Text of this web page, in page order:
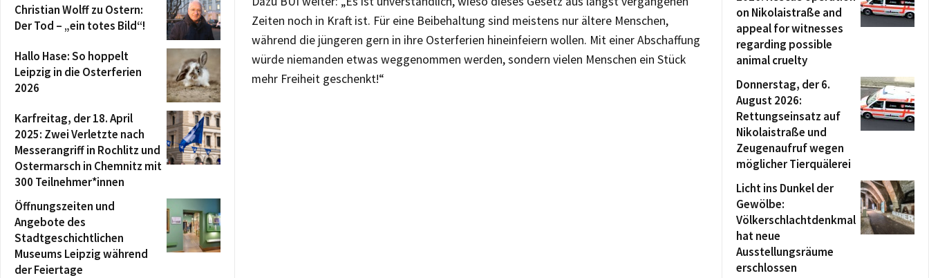
Zeiten noch in Kraft ist. Für eine Beibehaltung sind meistens nur ältere Menschen,
während die jüngeren gern in ihre Osterferien hineinfeiern wollen. Mit einer Abschaffung
würde niemanden etwas weggenommen werden, sondern vielen Menschen ein Stück
mehr Freiheit geschenkt!“
Christian Wolff zu Ostern:
Der Tod – „ein totes Bild“!
Hallo Hase: So hoppelt
Leipzig in die Osterferien
2026
Karfreitag, der 18. April
2025: Zwei Verletzte nach
Messerangriff in Rochlitz und
Ostermarsch in Chemnitz mit
300 Teilnehmer*innen
Öffnungszeiten und
Angebote des
Stadtgeschichtlichen
Museums Leipzig während
der Feiertage
on Nikolaistraße and
appeal for witnesses
regarding possible
animal cruelty
Donnerstag, der 6.
August 2026:
Rettungseinsatz auf
Nikolaistraße und
Zeugenaufruf wegen
möglicher Tierquälerei
Licht ins Dunkel der
Gewölbe:
Völkerschlachtdenkmal
hat neue
Ausstellungsräume
erschlossen